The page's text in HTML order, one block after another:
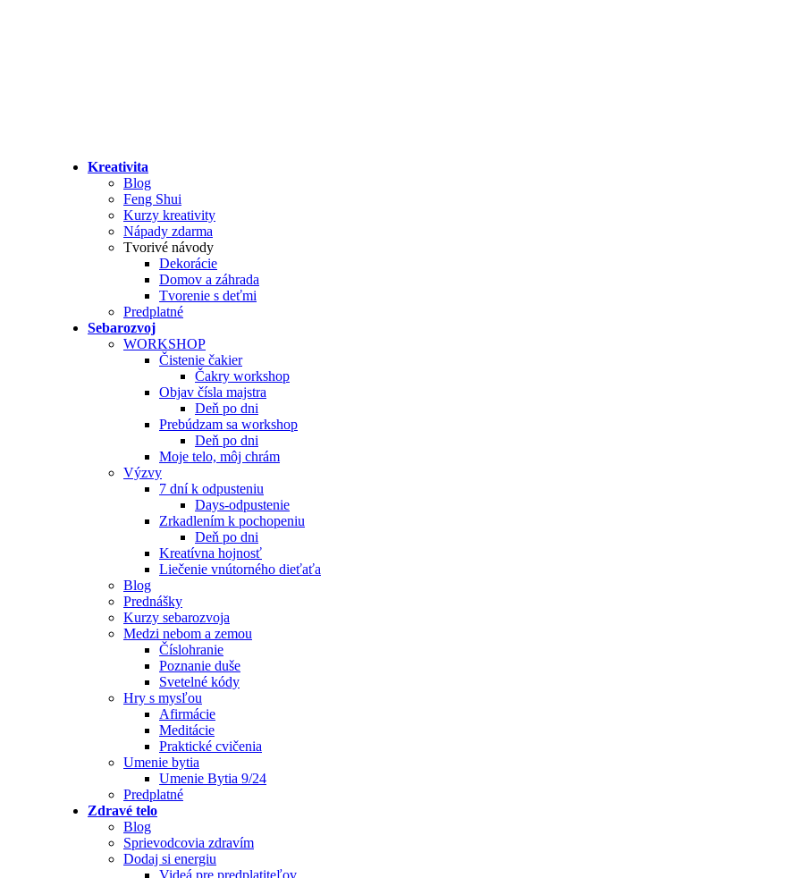
Kreativita
Blog
Feng Shui
Kurzy kreativity
Nápady zdarma
Tvorivé návody
Dekorácie
Domov a záhrada
Tvorenie s deťmi
Predplatné
Sebarozvoj
WORKSHOP
Čistenie čakier
Čakry workshop
Objav čísla majstra
Deň po dni
Prebúdzam sa workshop
Deň po dni
Moje telo, môj chrám
Výzvy
7 dní k odpusteniu
Days-odpustenie
Zrkadlením k pochopeniu
Deň po dni
Kreatívna hojnosť
Liečenie vnútorného dieťaťa
Blog
Prednášky
Kurzy sebarozvoja
Medzi nebom a zemou
Číslohranie
Poznanie duše
Svetelné kódy
Hry s mysľou
Afirmácie
Meditácie
Praktické cvičenia
Umenie bytia
Umenie Bytia 9/24
Predplatné
Zdravé telo
Blog
Sprievodcovia zdravím
Dodaj si energiu
Videá pre predplatiteľov